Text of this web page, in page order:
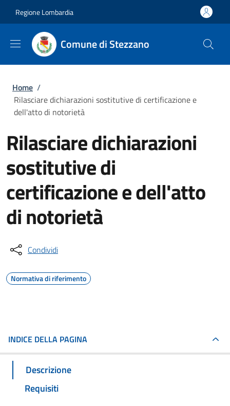
Regione Lombardia
Comune di Stezzano
Briciole di pane
Home /
Rilasciare dichiarazioni sostitutive di certificazione e
dell'atto di notorietà
Rilasciare dichiarazioni
sostitutive di
certificazione e dell'atto
di notorietà
Condividi
Normativa di riferimento
INDICE DELLA PAGINA
Descrizione
Requisiti